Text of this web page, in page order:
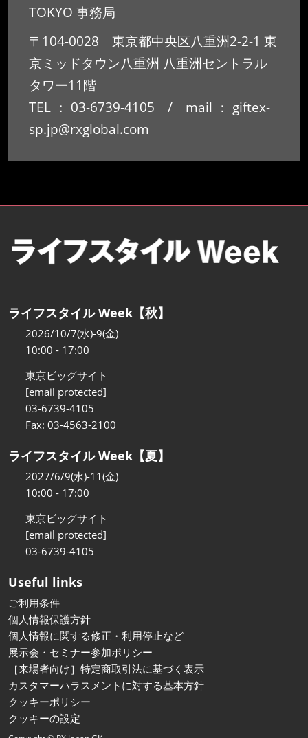
TOKYO 事務局
〒104-0028 東京都中央区八重洲2-2-1 東
京ミッドタウン八重洲 八重洲セントラル
タワー11階
TEL ： 03-6739-4105 / mail ： giftex-
sp.jp@rxglobal.com
ライフスタイル Week【秋】
2026/10/7(水)-9(金)
10:00 - 17:00
東京ビッグサイト
[email protected]
03-6739-4105
Fax: 03-4563-2100
ライフスタイル Week【夏】
2027/6/9(水)-11(金)
10:00 - 17:00
東京ビッグサイト
[email protected]
03-6739-4105
Useful links
ご利用条件
個人情報保護方針
個人情報に関する修正・利用停止など
展示会・セミナー参加ポリシー
［来場者向け］特定商取引法に基づく表示
カスタマーハラスメントに対する基本方針
クッキーポリシー
クッキーの設定